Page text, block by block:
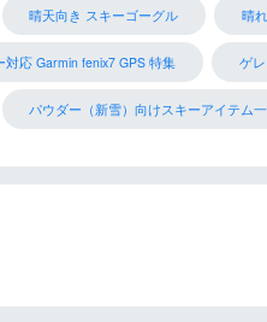
晴天向き スキーゴーグル 晴
対応 Garmin fenix7 GPS 特集 ゲ
パウダー（新雪）向けスキーアイテム